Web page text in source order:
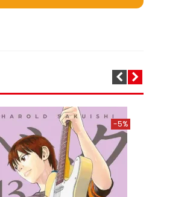
-5%